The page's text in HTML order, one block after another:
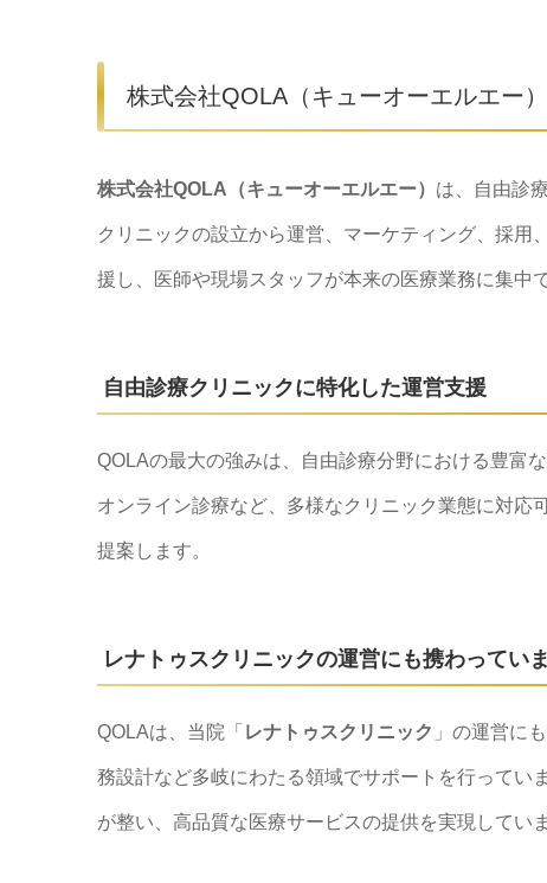
株式会社QOLA（キューオーエルエー
株式会社QOLA（キューオーエルエー） は、自由診
クリニックの設立から運営、マーケティング、採
援し、医師や現場スタッフが本来の医療業務に集中
自由診療クリニックに特化した運営支援
QOLAの最大の強みは、自由診療分野における豊富
オンライン診療など、多様なクリニック業態に対
提案します。
レナトゥスクリニックの運営にも携わってい
QOLAは、当院「 レナトゥスクリニック 」の運営に
務設計など多岐にわたる領域でサポートを行ってい
が整い、高品質な医療サービスの提供を実現していま